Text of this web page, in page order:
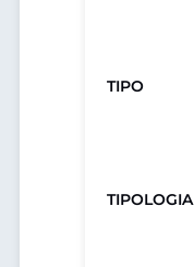
TIPO
TIPOLOGIA